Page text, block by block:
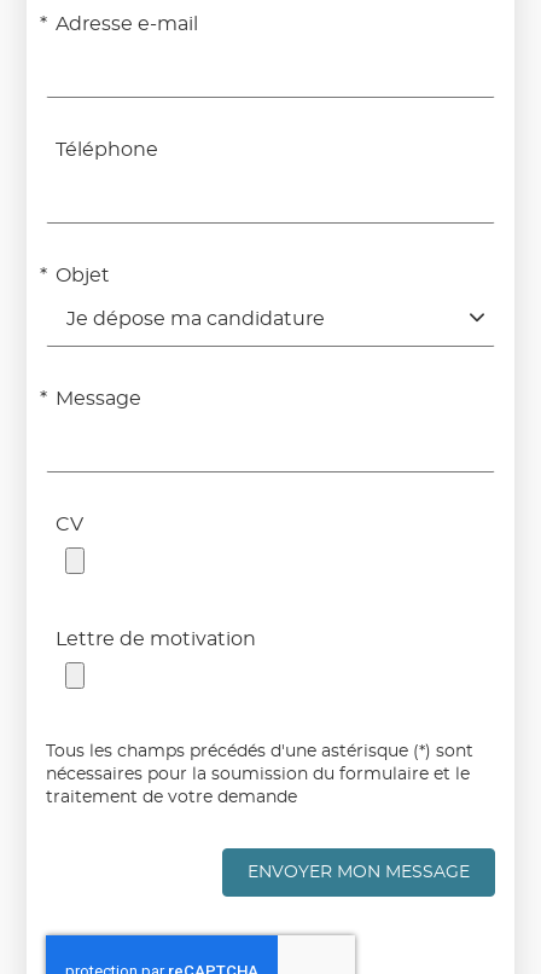
Adresse e-mail
Téléphone
Objet
Je dépose ma candidature
Message
CV
Lettre de motivation
Tous les champs précédés d'une astérisque (*) sont
nécessaires pour la soumission du formulaire et le
traitement de votre demande
ENVOYER MON MESSAGE